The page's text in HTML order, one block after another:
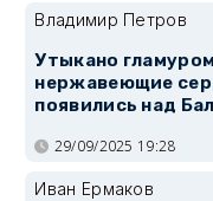
Владимир Петров
Утыкано
нержавеющие
появились над
29/09/2025 19:28
Иван Ермаков